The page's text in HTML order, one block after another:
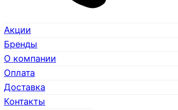
Акции
Бренды
О компании
Оплата
Доставка
Контакты